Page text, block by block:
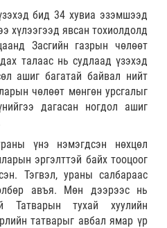
бид 34 хувиа эзэмшээд
хүлээгээд явсан тохиолдолд
Засгийн газрын чөлөөт
талаас нь судлаад үзэхэд
ашиг багатай байвал нийт
чөлөөт мөнгөн урсгалыг
дагасан ногдол ашиг
үнэ нэмэгдсэн нөхцөл
эргэлттэй байх тооцоог
Тэгвэл, ураны салбараас
авъя. Мөн дээрээс нь
Татварын тухай хуулийн
татварыг авбал ямар үр